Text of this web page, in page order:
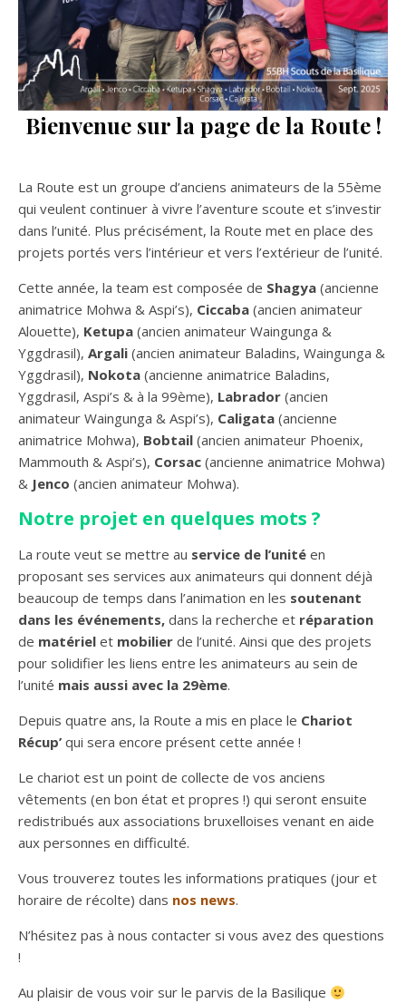
Bienvenue sur la page de la Route !
La Route est un groupe d’anciens animateurs de la 55ème
qui veulent continuer à vivre l’aventure scoute et s’investir
dans l’unité. Plus précisément, la Route met en place des
projets portés vers l’intérieur et vers l’extérieur de l’unité.
Cette année, la team est composée de Shagya (ancienne
animatrice Mohwa & Aspi’s), Ciccaba (ancien animateur
Alouette), Ketupa (ancien animateur Waingunga &
Yggdrasil), Argali (ancien animateur Baladins, Waingunga &
Yggdrasil), Nokota (ancienne animatrice Baladins,
Yggdrasil, Aspi’s & à la 99ème), Labrador (ancien
animateur Waingunga & Aspi’s), Caligata (ancienne
animatrice Mohwa), Bobtail (ancien animateur Phoenix,
Mammouth & Aspi’s), Corsac (ancienne animatrice Mohwa)
& Jenco (ancien animateur Mohwa).
Notre projet en quelques mots ?
La route veut se mettre au service de l’unité en
proposant ses services aux animateurs qui donnent déjà
beaucoup de temps dans l’animation en les soutenant
dans les événements, dans la recherche et réparation
de matériel et mobilier de l’unité. Ainsi que des projets
pour solidifier les liens entre les animateurs au sein de
l’unité mais aussi avec la 29ème.
Depuis quatre ans, la Route a mis en place le Chariot
Récup’ qui sera encore présent cette année !
Le chariot est un point de collecte de vos anciens
vêtements (en bon état et propres !) qui seront ensuite
redistribués aux associations bruxelloises venant en aide
aux personnes en difficulté.
Vous trouverez toutes les informations pratiques (jour et
horaire de récolte) dans nos news.
N’hésitez pas à nous contacter si vous avez des questions
!
Au plaisir de vous voir sur le parvis de la Basilique